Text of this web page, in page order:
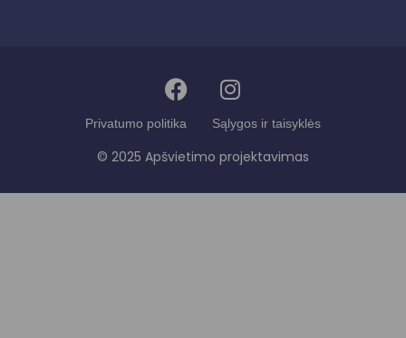
Privatumo politika Sąlygos ir taisyklės
© 2025 Apšvietimo projektavimas